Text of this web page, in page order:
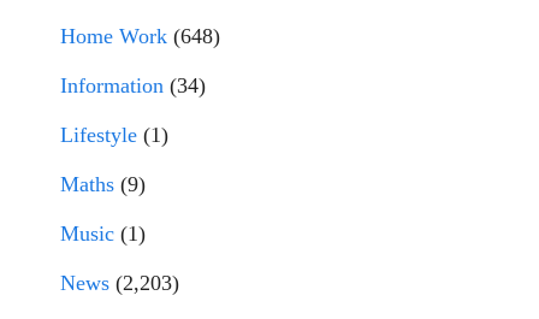
Home Work (648)
Information (34)
Lifestyle (1)
Maths (9)
Music (1)
News (2,203)